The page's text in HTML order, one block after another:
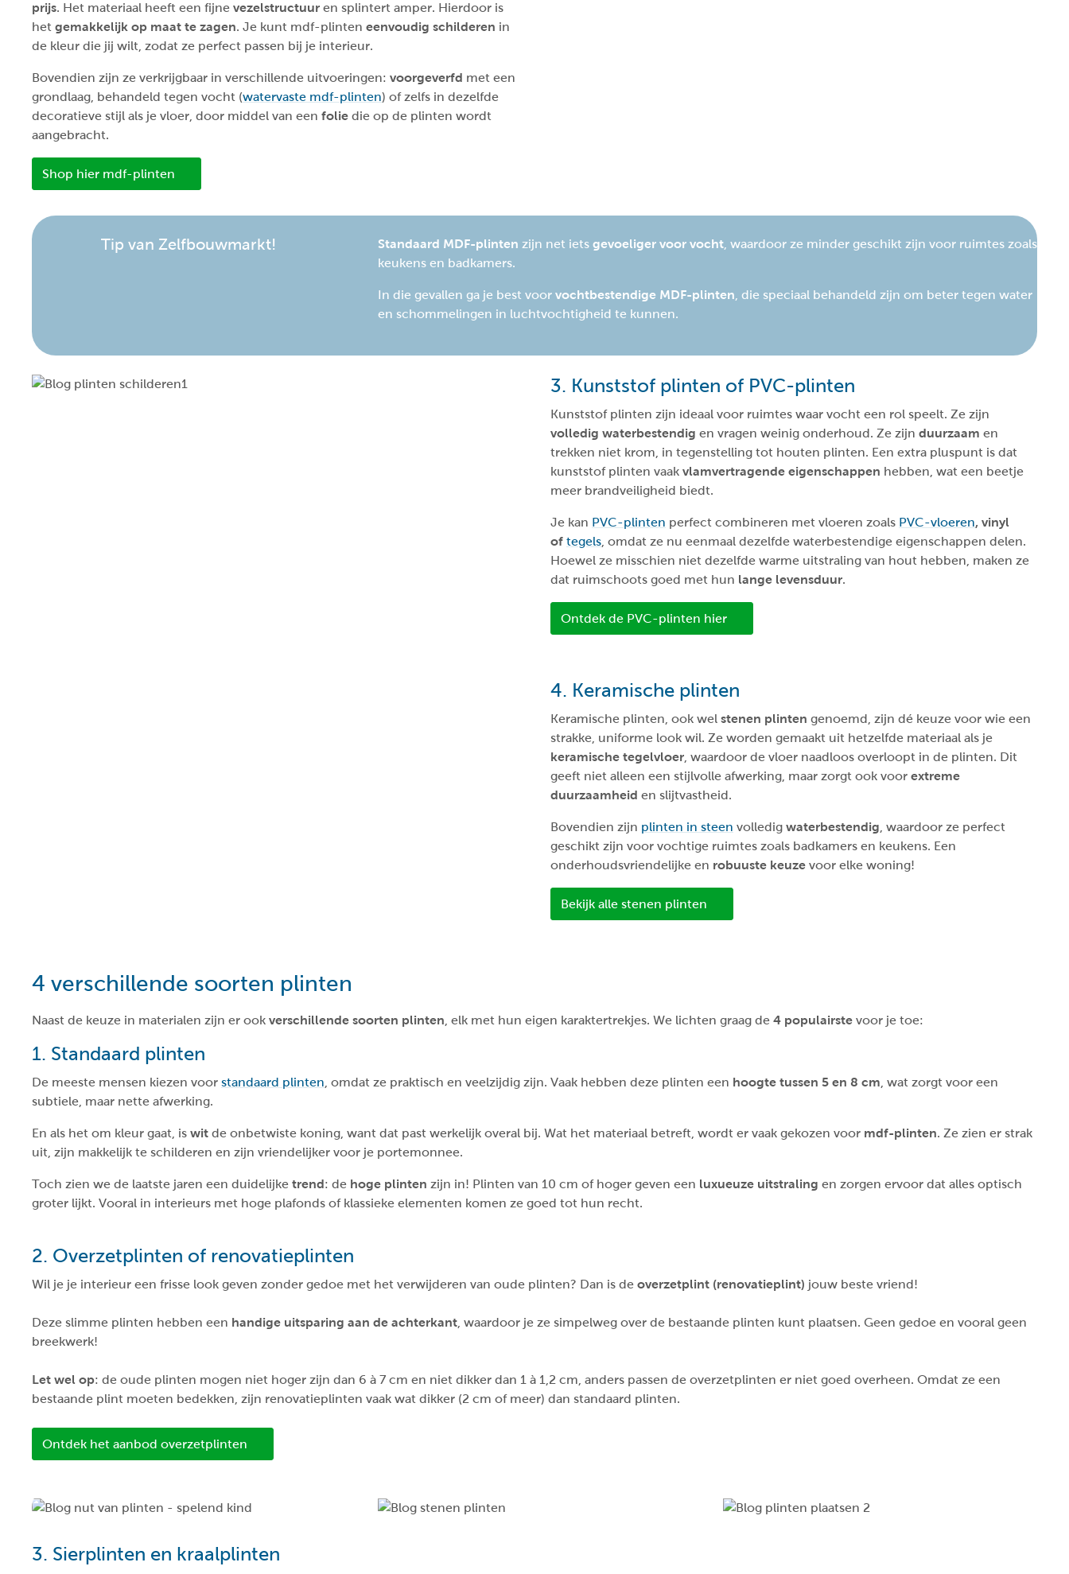
prijs. Het materiaal heeft een fijne vezelstructuur en splintert amper. Hierdoor is
het gemakkelijk op maat te zagen. Je kunt mdf-plinten eenvoudig schilderen in
de kleur die jij wilt, zodat ze perfect passen bij je interieur.
Bovendien zijn ze verkrijgbaar in verschillende uitvoeringen: voorgeverfd met een
grondlaag, behandeld tegen vocht (watervaste mdf-plinten) of zelfs in dezelfde
decoratieve stijl als je vloer, door middel van een folie die op de plinten wordt
aangebracht.
Shop hier mdf-plinten
Tip van Zelfbouwmarkt! Standaard MDF-plinten zijn net iets gevoeliger voor vocht, waardoor ze minder geschikt zijn voor ruimtes zoals
keukens en badkamers.
In die gevallen ga je best voor vochtbestendige MDF-plinten, die speciaal behandeld zijn om beter tegen water
en schommelingen in luchtvochtigheid te kunnen.
3. Kunststof plinten of PVC-plinten
Kunststof plinten zijn ideaal voor ruimtes waar vocht een rol speelt. Ze zijn
volledig waterbestendig en vragen weinig onderhoud. Ze zijn duurzaam en
trekken niet krom, in tegenstelling tot houten plinten. Een extra pluspunt is dat
kunststof plinten vaak vlamvertragende eigenschappen hebben, wat een beetje
meer brandveiligheid biedt.
Je kan PVC-plinten perfect combineren met vloeren zoals PVC-vloeren, vinyl
of tegels, omdat ze nu eenmaal dezelfde waterbestendige eigenschappen delen.
Hoewel ze misschien niet dezelfde warme uitstraling van hout hebben, maken ze
dat ruimschoots goed met hun lange levensduur.
Ontdek de PVC-plinten hier
4. Keramische plinten
Keramische plinten, ook wel stenen plinten genoemd, zijn dé keuze voor wie een
strakke, uniforme look wil. Ze worden gemaakt uit hetzelfde materiaal als je
keramische tegelvloer, waardoor de vloer naadloos overloopt in de plinten. Dit
geeft niet alleen een stijlvolle afwerking, maar zorgt ook voor extreme
duurzaamheid en slijtvastheid.
Bovendien zijn plinten in steen volledig waterbestendig, waardoor ze perfect
geschikt zijn voor vochtige ruimtes zoals badkamers en keukens. Een
onderhoudsvriendelijke en robuuste keuze voor elke woning!
Bekijk alle stenen plinten
4 verschillende soorten plinten
Naast de keuze in materialen zijn er ook verschillende soorten plinten, elk met hun eigen karaktertrekjes. We lichten graag de 4 populairste voor je toe:
1. Standaard plinten
De meeste mensen kiezen voor standaard plinten, omdat ze praktisch en veelzijdig zijn. Vaak hebben deze plinten een hoogte tussen 5 en 8 cm, wat zorgt voor een
subtiele, maar nette afwerking.
En als het om kleur gaat, is wit de onbetwiste koning, want dat past werkelijk overal bij. Wat het materiaal betreft, wordt er vaak gekozen voor mdf-plinten. Ze zien er strak
uit, zijn makkelijk te schilderen en zijn vriendelijker voor je portemonnee.
Toch zien we de laatste jaren een duidelijke trend : de hoge plinten zijn in! Plinten van 10 cm of hoger geven een luxueuze uitstraling en zorgen ervoor dat alles optisch
groter lijkt. Vooral in interieurs met hoge plafonds of klassieke elementen komen ze goed tot hun recht.
2. Overzetplinten of renovatieplinten
Wil je je interieur een frisse look geven zonder gedoe met het verwijderen van oude plinten? Dan is de overzetplint (renovatieplint) jouw beste vriend!
Deze slimme plinten hebben een handige uitsparing aan de achterkant, waardoor je ze simpelweg over de bestaande plinten kunt plaatsen. Geen gedoe en vooral geen
breekwerk!
Let wel op: de oude plinten mogen niet hoger zijn dan 6 à 7 cm en niet dikker dan 1 à 1,2 cm, anders passen de overzetplinten er niet goed overheen. Omdat ze een
bestaande plint moeten bedekken, zijn renovatieplinten vaak wat dikker (2 cm of meer) dan standaard plinten.
Ontdek het aanbod overzetplinten
3. Sierplinten en kraalplinten